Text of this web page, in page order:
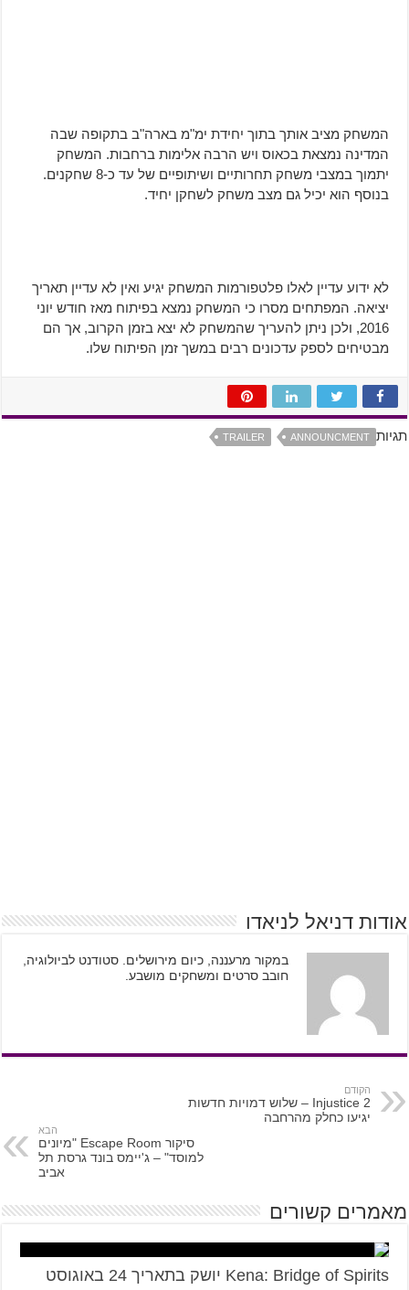
המשחק מציב אותך בתוך יחידת ימ"מ בארה"ב בתקופה שבה
המדינה נמצאת בכאוס ויש הרבה אלימות ברחבות. המשחק
יתמוך במצבי משחק תחרותיים ושיתופיים של עד כ-8 שחקנים.
בנוסף הוא יכיל גם מצב משחק לשחקן יחיד.
לא ידוע עדיין לאלו פלטפורמות המשחק יגיע ואין לא עדיין תאריך
יציאה. המפתחים מסרו כי המשחק נמצא בפיתוח מאז חודש יוני
2016, ולכן ניתן להעריך שהמשחק לא יצא בזמן הקרוב, אך הם
מבטיחים לספק עדכונים רבים במשך זמן הפיתוח שלו.
תגיות ANNOUNCMENT
TRAILER
אודות דניאל לניאדו
במקור מרעננה, כיום מירושלים. סטודנט לביולוגיה,
חובב סרטים ומשחקים מושבע.
הקודם
Injustice 2 – שלוש דמויות חדשות
יגיעו כחלק מהרחבה
הבא
סיקור Escape Room "מיונים
למוסד" – ג'יימס בונד גרסת תל
אביב
מאמרים קשורים
Kena: Bridge of Spirits יושק בתאריך 24 באוגוסט